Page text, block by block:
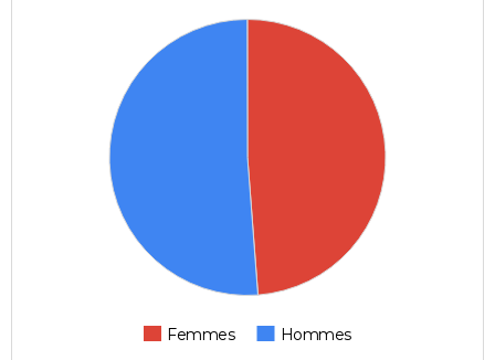
Femmes Hommes